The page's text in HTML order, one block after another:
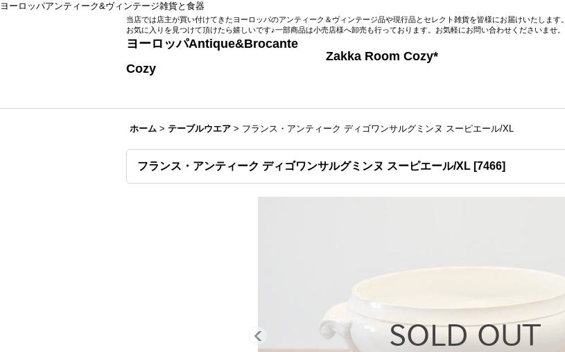
ヨーロッパアンティーク&ヴィンテージ雑貨と食器
当店では店主が買い付けてきたヨーロッパのアンティーク＆ヴィンテージ品や現行品とセレクト雑貨を皆様にお届けいたします。
お気に入りを見つけて頂けたら嬉しいです♪一部商品は小売店様へ卸売も行っております。お気軽にお問い合わせくださいませ。
ヨーロッパAntique&Brocante
Zakka Room Cozy*
Cozy
ホーム > テーブルウエア > フランス・アンティーク ディゴワンサルグミンヌ スーピエール/XL
フランス・アンティーク ディゴワンサルグミンヌ スーピエール/XL [7466]